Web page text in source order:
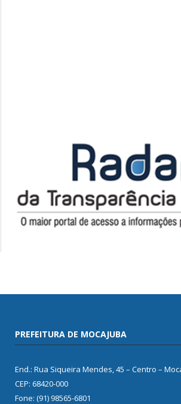
PREFEITURA DE MOCAJUBA
End.: Rua Siqueira Mendes, 45 – Centro –
CEP: 68420-000
Fone: (91) 98565-6801